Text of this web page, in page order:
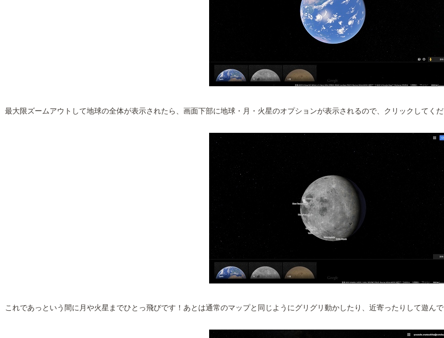
最大限ズームアウトして地球の全体が表示されたら、画面下部に地球・月・火星のオプションが表示されるので、クリックしてく
これであっという間に月や火星までひとっ飛びです！あとは通常のマップと同じようにグリグリ動かしたり、近寄ったりして遊ん